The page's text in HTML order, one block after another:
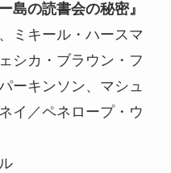
島の読書会の秘密』
ミキール・ハースマ
シカ・ブラウン・フ
ーキンソン、マシュ
イ／ペネロープ・ウ